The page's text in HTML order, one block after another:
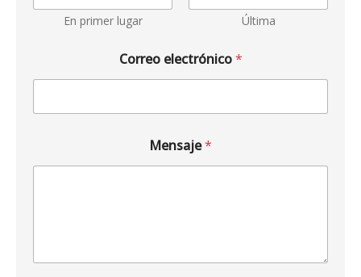
En primer lugar Última
Correo electrónico*
Mensaje*